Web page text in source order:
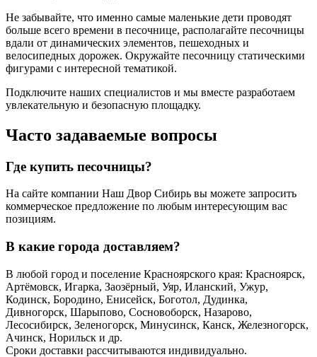
Не забывайте, что именно самые маленькие дети проводят
больше всего времени в песочнице, располагайте песочницы
вдали от динамических элементов, пешеходных и
велосипедных дорожек. Окружайте песочницу статическими
фигурами с интересной тематикой.
Подключите наших специалистов и мы вместе разработаем
увлекательную и безопасную площадку.
Часто задаваемые вопросы
Где купить песочницы?
На сайте компании Наш Двор Сибирь вы можете запросить
коммерческое предложение по любым интересующим вас
позициям.
В какие города доставляем?
В любой город и поселение Красноярского края: Красноярск,
Артёмовск, Игарка, Заозёрный, Уяр, Иланский, Ужур,
Кодинск, Бородино, Енисейск, Боготол, Дудинка,
Дивногорск, Шарыпово, Сосновоборск, Назарово,
Лесосибирск, Зеленогорск, Минусинск, Канск, Железногорск,
Ачинск, Норильск и др.
Сроки доставки рассчитываются индивидуально.